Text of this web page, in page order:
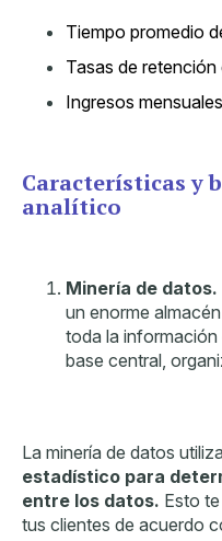
Tiempo promedio
Tasas de retención
Ingresos
Características y
analítico
Minería de datos.
un enorme
toda la
base central,
La minería de datos
estadístico para
entre los datos. Esto
tus clientes de acuerdo